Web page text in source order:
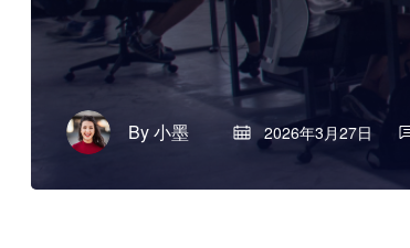
By小墨 2026年3月27日